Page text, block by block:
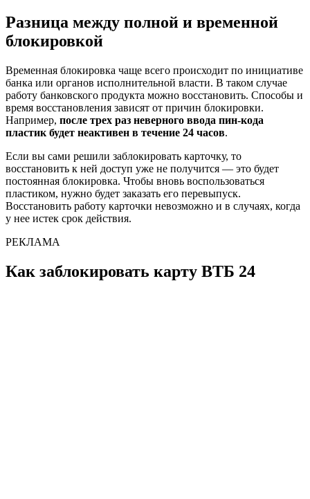
Разница между полной и временной
блокировкой
Временная блокировка чаще всего происходит по инициативе
банка или органов исполнительной власти. В таком случае
работу банковского продукта можно восстановить. Способы и
время восстановления зависят от причин блокировки.
Например, после трех раз неверного ввода пин-кода
пластик будет неактивен в течение 24 часов.
Если вы сами решили заблокировать карточку, то
восстановить к ней доступ уже не получится — это будет
постоянная блокировка. Чтобы вновь воспользоваться
пластиком, нужно будет заказать его перевыпуск.
Восстановить работу карточки невозможно и в случаях, когда
у нее истек срок действия.
РЕКЛАМА
Как заблокировать карту ВТБ 24